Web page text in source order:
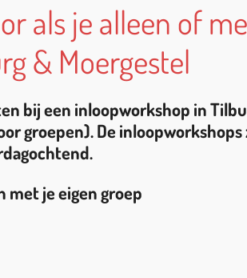
als je alleen of
& Moergestel
bij een inloopworkshop in
groepen).De inloopworkshops
met je eigen groep